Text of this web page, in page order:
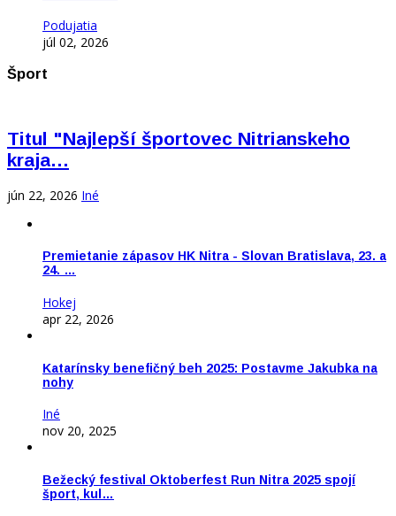
Podujatia
júl 02, 2026
Šport
Titul "Najlepší športovec Nitrianskeho
kraja…
jún 22, 2026 Iné
Premietanie zápasov HK Nitra - Slovan Bratislava, 23. a
24. …
Hokej
apr 22, 2026
Katarínsky benefičný beh 2025: Postavme Jakubka na
nohy
Iné
nov 20, 2025
Bežecký festival Oktoberfest Run Nitra 2025 spojí
šport, kul…